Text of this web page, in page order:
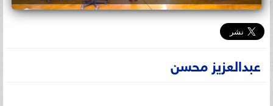
عبدالعزيز محسن